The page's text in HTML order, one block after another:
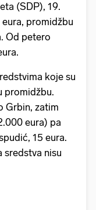
(SDP), 19.
promidžbu
Od petero
koje su
promidžbu.
Grbin, zatim
eura) pa
15 eura.
sredstva nisu